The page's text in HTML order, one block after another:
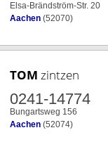
Elsa-Brändström-Str. 20
Aachen (52070)
TOM zintzen
0241-14774
Bungartsweg 156
Aachen (52074)